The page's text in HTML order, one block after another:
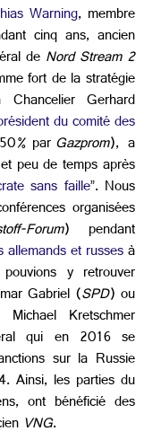
Warning, membre
cinq ans, ancien
de Nord Stream 2
fort de la stratégie
Gerhard
du comité des
parGazprom), a
peu de temps après
sans faille”. Nous
organisées
Forum) pendant
allemands et russesà
y retrouver
Gabriel (SPD) ou
Kretschmer
qui en 2016 se
sur la Russie
Ainsi, les parties du
ont bénéficié des
VNG.